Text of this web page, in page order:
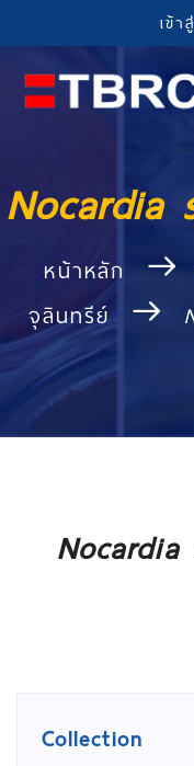
เข้า
Nocardia
หน้าหลัก
จุลินทรีย์
Collection